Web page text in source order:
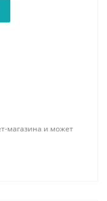
магазина и может